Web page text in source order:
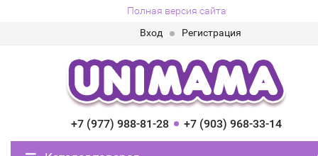
Полная версия сайта
Вход
Регистрация
+7 (977) 988-81-28 +7 (903) 968-33-14